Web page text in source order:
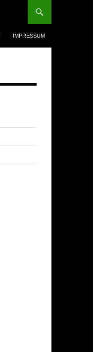
IMPRESSUM